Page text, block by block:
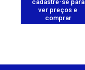
cadastre-se para
ver preços e
comprar